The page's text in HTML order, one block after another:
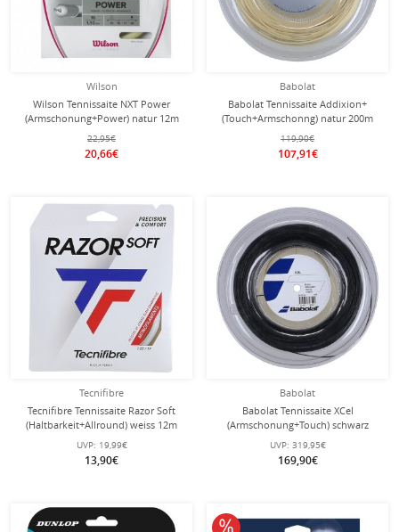
Wilson
Wilson Tennissaite NXT Power
(Armschonung+Power) natur 12m
Set
22,95€
20,66€
Babolat
Babolat Tennissaite Addixion+
(Touch+Armschonng) natur 200m
Rolle
119,90€
107,91€
Tecnifibre
Tecnifibre Tennissaite Razor Soft
(Haltbarkeit+Allround) weiss 12m
Set
UVP: 19,99€
13,90€
Babolat
Babolat Tennissaite XCel
(Armschonung+Touch) schwarz
200m Rolle
UVP: 319,95€
169,90€
10% reduziert